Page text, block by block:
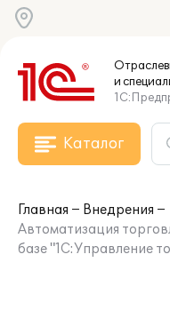
и
Каталог
Главная
Внедрения
Автоматизация
базе "1С:Управление